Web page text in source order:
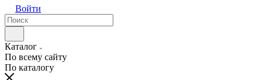
Войти
Каталог
По всему сайту
По каталогу